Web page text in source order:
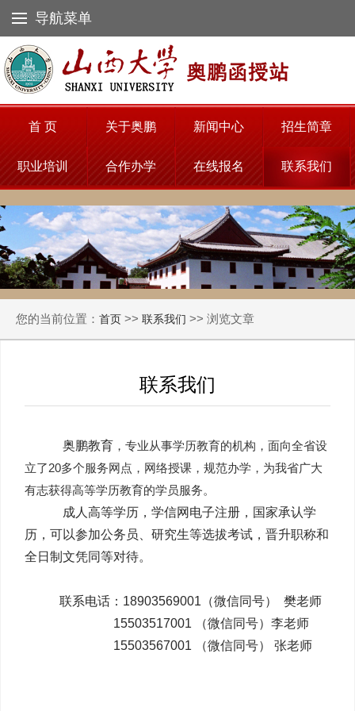
导航菜单
首 页 关于奥鹏 新闻中心 招生简章
职业培训 合作办学 在线报名 联系我们
您的当前位置： 首页 >> 联系我们 >> 浏览文章
联系我们
奥鹏教育 ，专业从事学历教育的机构，面向全省设
立了20多个服务网点，网络授课，规范办学，为我省广大
有志获得高等学历教育的学员服务。
成人高等学历，学信网电子注册，国家承认学
历，可以参加公务员、研究生等选拔考试，晋升职称和
全日制文凭同等对待。
联系电话：18903569001（微信同号） 樊老师
15503517001 （微信同号）李老师
15503567001 （微信同号） 张老师